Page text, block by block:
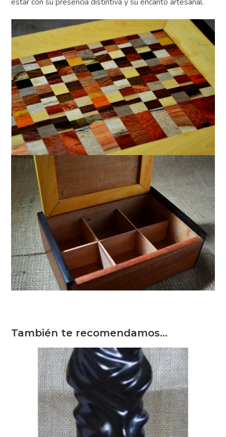
práctico objeto de almacenamiento, sino también una
pieza de conversación que realzará la belleza de
cualquier sala de estar con su presencia distintiva y su
encanto artesanal.
También te recomendamos…